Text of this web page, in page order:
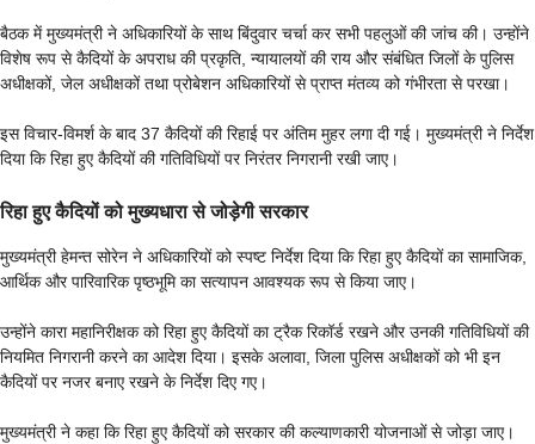
बैठक में मुख्यमंत्री ने अधिकारियों के साथ बिंदुवार चर्चा कर सभी पहलुओं की जांच की। उन्होंने
विशेष रूप से कैदियों के अपराध की प्रकृति, न्यायालयों की राय और संबंधित जिलों के पुलिस
अधीक्षकों, जेल अधीक्षकों तथा प्रोबेशन अधिकारियों से प्राप्त मंतव्य को गंभीरता से परखा।
इस विचार-विमर्श के बाद 37 कैदियों की रिहाई पर अंतिम मुहर लगा दी गई। मुख्यमंत्री ने निर्देश
दिया कि रिहा हुए कैदियों की गतिविधियों पर निरंतर निगरानी रखी जाए।
रिहा हुए कैदियों को मुख्यधारा से जोड़ेगी सरकार
मुख्यमंत्री हेमन्त सोरेन ने अधिकारियों को स्पष्ट निर्देश दिया कि रिहा हुए कैदियों का सामाजिक,
आर्थिक और पारिवारिक पृष्ठभूमि का सत्यापन आवश्यक रूप से किया जाए।
उन्होंने कारा महानिरीक्षक को रिहा हुए कैदियों का ट्रैक रिकॉर्ड रखने और उनकी गतिविधियों की
नियमित निगरानी करने का आदेश दिया। इसके अलावा, जिला पुलिस अधीक्षकों को भी इन
कैदियों पर नजर बनाए रखने के निर्देश दिए गए।
मुख्यमंत्री ने कहा कि रिहा हुए कैदियों को सरकार की कल्याणकारी योजनाओं से जोड़ा जाए।